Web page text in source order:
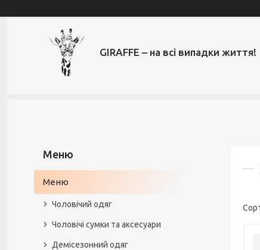
GIRAFFE – на всі випадки життя!
Меню
Чоловічий одяг
Чоловічі сумки та аксесуари
Демісезонний одяг